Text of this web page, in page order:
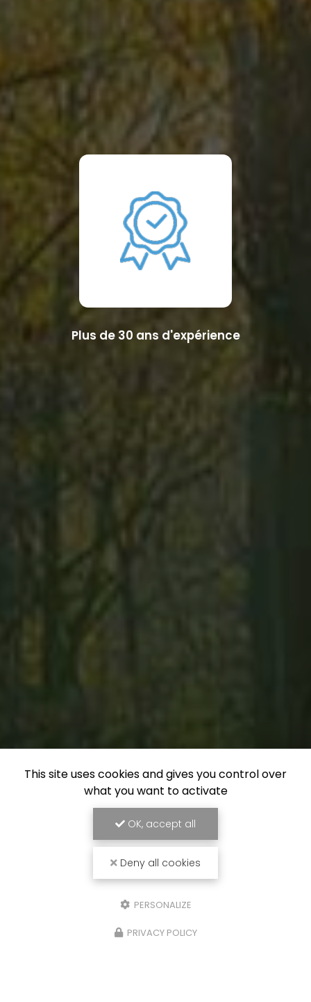
Plus de 30 ans d'expérience
This site uses cookies and gives you control over
what you want to activate
OK, accept all
Deny all cookies
PERSONALIZE
PRIVACY POLICY